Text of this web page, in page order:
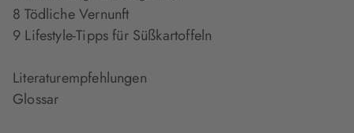
8 Tödliche Vernunft
9 Lifestyle-Tipps für Süßkartoffeln
Literaturempfehlungen
Glossar